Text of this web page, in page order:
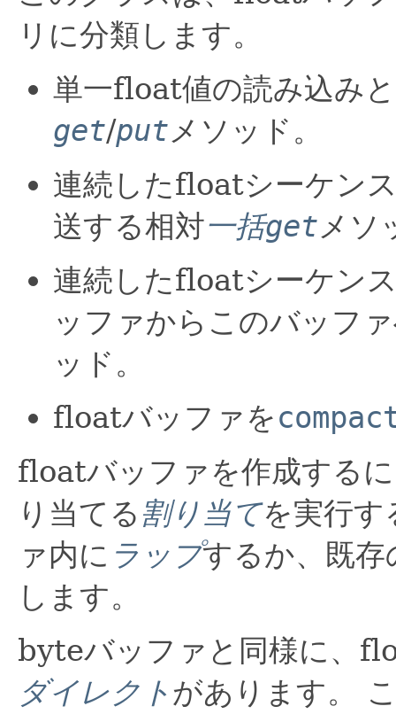
リに分類します。
単一float値の読み込み
get/putメソッド。
連続したfloatシーケン
送する相対一括getメソ
連続したfloatシーケン
ッファからこのバッフ
ッド。
floatバッファを
floatバッファを作成する
り当てる 割り当てを実行
ァ内に ラップするか、既
します。
byteバッファと同様に、
ダイレクト があります。